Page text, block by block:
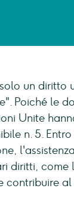
un diritto
Poiché le
Unite
n. 5.
diritti, come
contribuire